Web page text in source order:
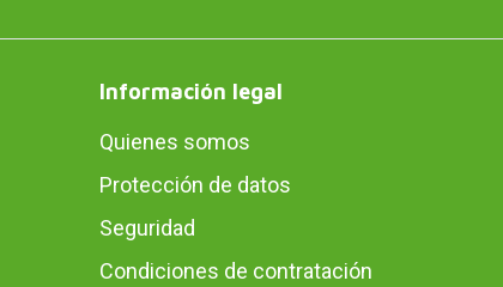
Información legal
Quienes somos
Protección de datos
Seguridad
Condiciones de contratación